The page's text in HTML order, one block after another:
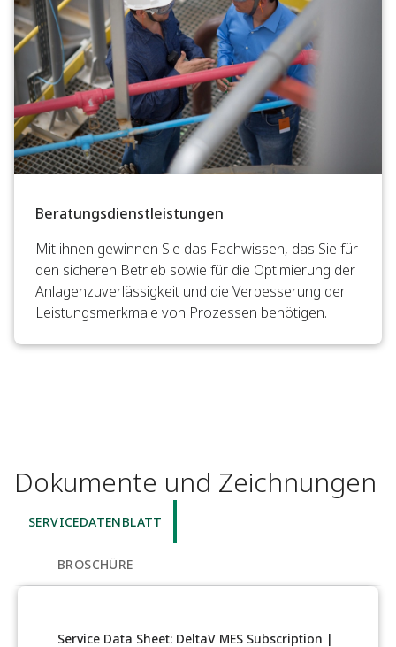
Beratungsdienstleistungen
Mit ihnen gewinnen Sie das Fachwissen, das Sie für
den sicheren Betrieb sowie für die Optimierung der
Anlagenzuverlässigkeit und die Verbesserung der
Leistungsmerkmale von Prozessen benötigen.
Dokumente und Zeichnungen
SERVICEDATENBLATT
BROSCHÜRE
Service Data Sheet: DeltaV MES Subscription |